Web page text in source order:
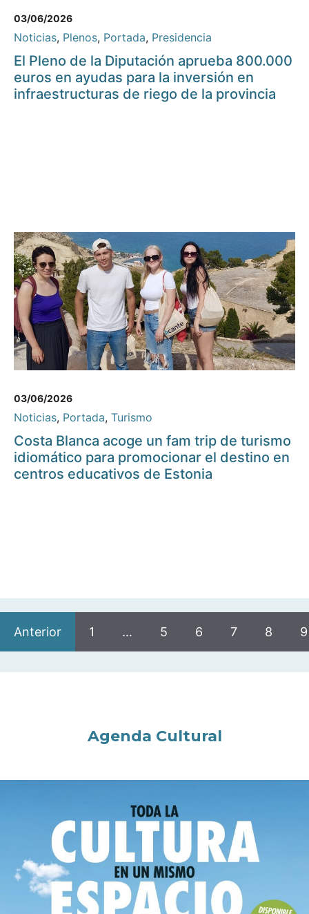
03/06/2026
Noticias, Plenos, Portada, Presidencia
El Pleno de la Diputación aprueba 800.000
euros en ayudas para la inversión en
infraestructuras de riego de la provincia
03/06/2026
Noticias, Portada, Turismo
Costa Blanca acoge un fam trip de turismo
idiomático para promocionar el destino en
centros educativos de Estonia
Anterior 1 … 5 6 7 8 9
Agenda Cultural